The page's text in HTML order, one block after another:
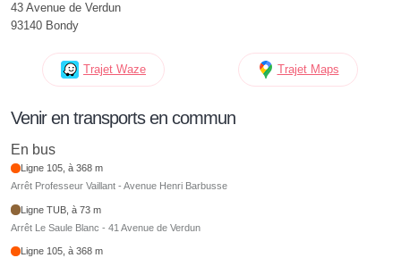
43 Avenue de Verdun
93140 Bondy
Trajet Waze Trajet Maps
Venir en transports en commun
En bus
Ligne 105, à 368 m
Arrêt Professeur Vaillant - Avenue Henri Barbusse
Ligne TUB, à 73 m
Arrêt Le Saule Blanc - 41 Avenue de Verdun
Ligne 105, à 368 m